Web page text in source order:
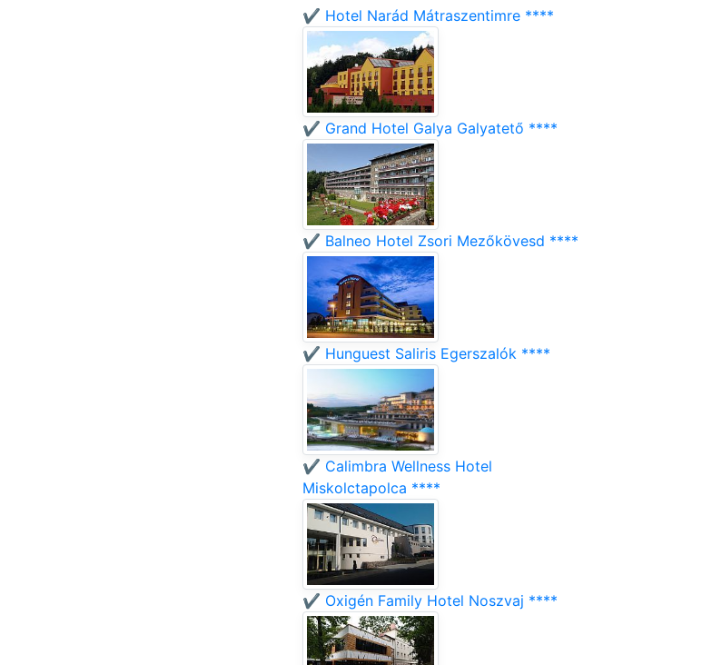
✔️ Hotel Narád Mátraszentimre ****
✔️ Grand Hotel Galya Galyatető ****
✔️ Balneo Hotel Zsori Mezőkövesd ****
✔️ Hunguest Saliris Egerszalók ****
✔️ Calimbra Wellness Hotel
Miskolctapolca ****
✔️ Oxigén Family Hotel Noszvaj ****